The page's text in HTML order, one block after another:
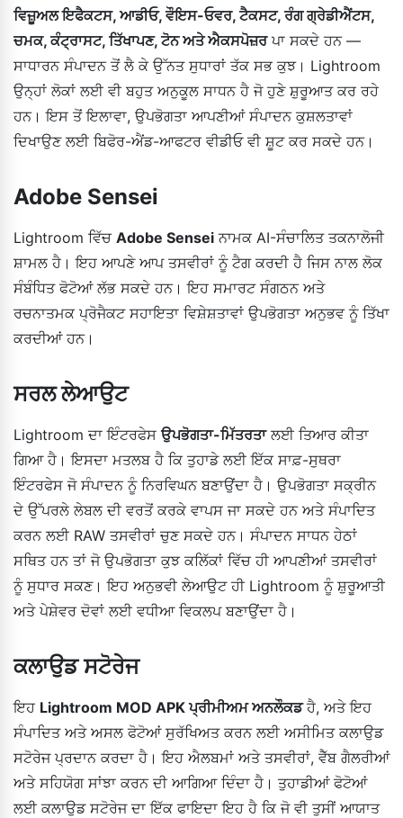
ਵਿਜ਼ੂਅਲ ਇਫੈਕਟਸ, ਆਡੀਓ, ਵੌਇਸ-ਓਵਰ, ਟੈਕਸਟ, ਰੰਗ ਗ੍ਰੇਡੀਐਂਟਸ,
ਚਮਕ, ਕੰਟ੍ਰਾਸਟ, ਤਿੱਖਾਪਣ, ਟੋਨ ਅਤੇ ਐਕਸਪੋਜ਼ਰਪਾ ਸਕਦੇ ਹਨ —
ਸਾਧਾਰਨ ਸੰਪਾਦਨ ਤੋਂ ਲੈ ਕੇ ਉੱਨਤ ਸੁਧਾਰਾਂ ਤੱਕ ਸਭ ਕੁਝ। Lightroom
ਉਨ੍ਹਾਂ ਲੋਕਾਂ ਲਈ ਵੀ ਬਹੁਤ ਅਨੁਕੂਲ ਸਾਧਨ ਹੈ ਜੋ ਹੁਣੇ ਸ਼ੁਰੂਆਤ ਕਰ ਰਹੇ
ਹਨ। ਇਸ ਤੋਂ ਇਲਾਵਾ, ਉਪਭੋਗਤਾ ਆਪਣੀਆਂ ਸੰਪਾਦਨ ਕੁਸ਼ਲਤਾਵਾਂ
ਦਿਖਾਉਣ ਲਈ ਬਿਫੋਰ-ਐਂਡ-ਆਫਟਰ ਵੀਡੀਓ ਵੀ ਸ਼ੂਟ ਕਰ ਸਕਦੇ ਹਨ।
Adobe Sensei
Lightroom ਵਿੱਚ Adobe Sensei ਨਾਮਕ AI-ਸੰਚਾਲਿਤ ਤਕਨਾਲੋਜੀ
ਸ਼ਾਮਲ ਹੈ। ਇਹ ਆਪਣੇ ਆਪ ਤਸਵੀਰਾਂ ਨੂੰ ਟੈਗ ਕਰਦੀ ਹੈ ਜਿਸ ਨਾਲ ਲੋਕ
ਸੰਬੰਧਿਤ ਫੋਟੋਆਂ ਲੱਭ ਸਕਦੇ ਹਨ। ਇਹ ਸਮਾਰਟ ਸੰਗਠਨ ਅਤੇ
ਰਚਨਾਤਮਕ ਪ੍ਰੋਜੈਕਟ ਸਹਾਇਤਾ ਵਿਸ਼ੇਸ਼ਤਾਵਾਂ ਉਪਭੋਗਤਾ ਅਨੁਭਵ ਨੂੰ ਤਿੱਖਾ
ਕਰਦੀਆਂ ਹਨ।
ਸਰਲ ਲੇਆਉਟ
Lightroom ਦਾ ਇੰਟਰਫੇਸ ਉਪਭੋਗਤਾ-ਮਿੱਤਰਤਾਲਈ ਤਿਆਰ ਕੀਤਾ
ਗਿਆ ਹੈ। ਇਸਦਾ ਮਤਲਬ ਹੈ ਕਿ ਤੁਹਾਡੇ ਲਈ ਇੱਕ ਸਾਫ਼-ਸੁਥਰਾ
ਇੰਟਰਫੇਸ ਜੋ ਸੰਪਾਦਨ ਨੂੰ ਨਿਰਵਿਘਨ ਬਣਾਉਂਦਾ ਹੈ। ਉਪਭੋਗਤਾ ਸਕ੍ਰੀਨ
ਦੇ ਉੱਪਰਲੇ ਲੇਬਲ ਦੀ ਵਰਤੋਂ ਕਰਕੇ ਵਾਪਸ ਜਾ ਸਕਦੇ ਹਨ ਅਤੇ ਸੰਪਾਦਿਤ
ਕਰਨ ਲਈ RAW ਤਸਵੀਰਾਂ ਚੁਣ ਸਕਦੇ ਹਨ। ਸੰਪਾਦਨ ਸਾਧਨ ਹੇਠਾਂ
ਸਥਿਤ ਹਨ ਤਾਂ ਜੋ ਉਪਭੋਗਤਾ ਕੁਝ ਕਲਿੱਕਾਂ ਵਿੱਚ ਹੀ ਆਪਣੀਆਂ ਤਸਵੀਰਾਂ
ਨੂੰ ਸੁਧਾਰ ਸਕਣ। ਇਹ ਅਨੁਭਵੀ ਲੇਆਉਟ ਹੀ Lightroom ਨੂੰ ਸ਼ੁਰੂਆਤੀ
ਅਤੇ ਪੇਸ਼ੇਵਰ ਦੋਵਾਂ ਲਈ ਵਧੀਆ ਵਿਕਲਪ ਬਣਾਉਂਦਾ ਹੈ।
ਕਲਾਉਡ ਸਟੋਰੇਜ
ਇਹ Lightroom MOD APK ਪ੍ਰੀਮੀਅਮ ਅਨਲੌਕਡਹੈ, ਅਤੇ ਇਹ
ਸੰਪਾਦਿਤ ਅਤੇ ਅਸਲ ਫੋਟੋਆਂ ਸੁਰੱਖਿਅਤ ਕਰਨ ਲਈ ਅਸੀਮਿਤ ਕਲਾਉਡ
ਸਟੋਰੇਜ ਪ੍ਰਦਾਨ ਕਰਦਾ ਹੈ। ਇਹ ਐਲਬਮਾਂ ਅਤੇ ਤਸਵੀਰਾਂ, ਵੈੱਬ ਗੈਲਰੀਆਂ
ਅਤੇ ਸਹਿਯੋਗ ਸਾਂਝਾ ਕਰਨ ਦੀ ਆਗਿਆ ਦਿੰਦਾ ਹੈ। ਤੁਹਾਡੀਆਂ ਫੋਟੋਆਂ
ਲਈ ਕਲਾਉਡ ਸਟੋਰੇਜ ਦਾ ਇੱਕ ਫਾਇਦਾ ਇਹ ਹੈ ਕਿ ਜੋ ਵੀ ਤੁਸੀਂ ਆਯਾਤ